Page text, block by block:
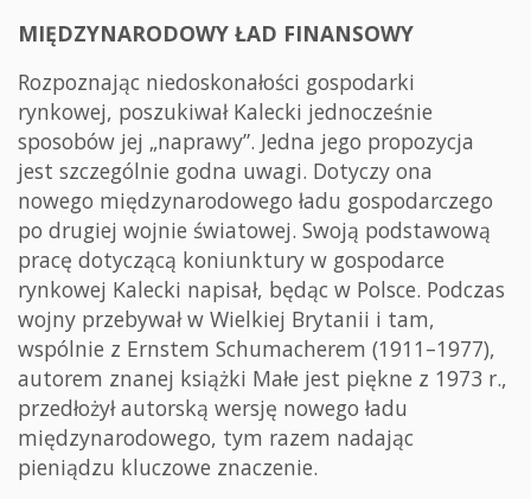
MIĘDZYNARODOWY ŁAD FINANSOWY
Rozpoznając niedoskonałości gospodarki
rynkowej, poszukiwał Kalecki jednocześnie
sposobów jej „naprawy”. Jedna jego propozycja
jest szczególnie godna uwagi. Dotyczy ona
nowego międzynarodowego ładu gospodarczego
po drugiej wojnie światowej. Swoją podstawową
pracę dotyczącą koniunktury w gospodarce
rynkowej Kalecki napisał, będąc w Polsce. Podczas
wojny przebywał w Wielkiej Brytanii i tam,
wspólnie z Ernstem Schumacherem (1911–1977),
autorem znanej książki Małe jest piękne z 1973 r.,
przedłożył autorską wersję nowego ładu
międzynarodowego, tym razem nadając
pieniądzu kluczowe znaczenie.